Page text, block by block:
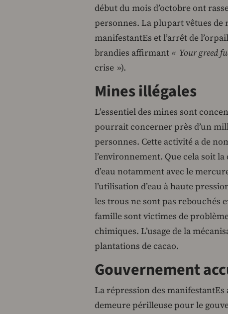
début du mois d’octobre ont
personnes. La plupart vêtues de
manifestantEs et l’arrêt de
brandies affirmant « Your greed
crise »).
Mines illégales
L’essentiel des mines sont
pourrait concerner près d’un
personnes. Cette activité a de
l’environnement. Que cela soit
d’eau notamment avec le
l’utilisation d’eau à haute
les trous ne sont pas rebouchés
famille sont victimes de
chimiques. L’usage de la
plantations de cacao.
Gouvernement
La répression des
demeure périlleuse pour le